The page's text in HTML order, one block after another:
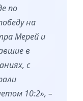
по
на
Мерей и
в
с
10:2», –